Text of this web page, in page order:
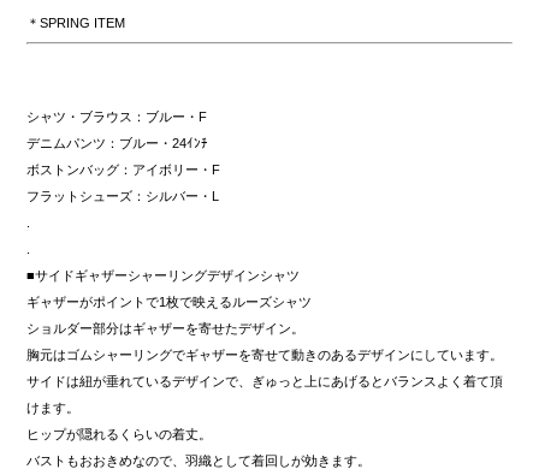
＊SPRING ITEM
シャツ・ブラウス：ブルー・F
デニムパンツ：ブルー・24ｲﾝﾁ
ボストンバッグ：アイボリー・F
フラットシューズ：シルバー・L
■サイドギャザーシャーリングデザインシャツ
ギャザーがポイントで1枚で映えるルーズシャツ
ショルダー部分はギャザーを寄せたデザイン。
胸元はゴムシャーリングでギャザーを寄せて動きのあるデザインにしています。
サイドは紐が垂れているデザインで、ぎゅっと上にあげるとバランスよく着て頂
けます。
ヒップが隠れるくらいの着丈。
バストもおおきめなので、羽織として着回しが効きます。